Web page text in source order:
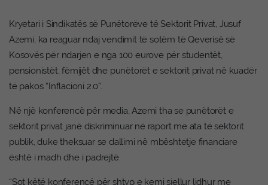
Kryetari i Sindikatës së Punëtorëve të Sektorit Privat, Jusuf
Azemi, ka reaguar ndaj vendimit të sotëm të Qeverisë së
Kosovës për ndarjen e nga 100 eurove për studentët,
pensionistët, fëmijët dhe punëtorët e sektorit privat në kuadër
të pakos “Inflacioni 2.0”.
Në një konferencë për media, Azemi tha se punëtorët e
sektorit privat janë diskriminuar në raport me ata të sektorit
publik, duke theksuar se dallimi në mbështetje financiare
është i madh dhe i padrejtë.
“Sot këtë konferencë për shtyp e kemi sjellur lidhur me